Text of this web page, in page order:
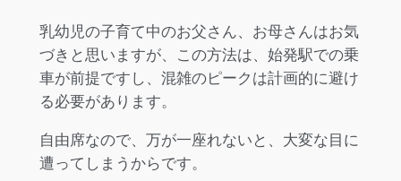
乳幼児の子育て中のお父さん、お母さんはお気
づきと思いますが、この方法は、始発駅での乗
車が前提ですし、混雑のピークは計画的に避け
る必要があります。
自由席なので、万が一座れないと、大変な目に
遭ってしまうからです。